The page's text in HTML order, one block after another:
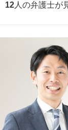
12 人の弁護士が